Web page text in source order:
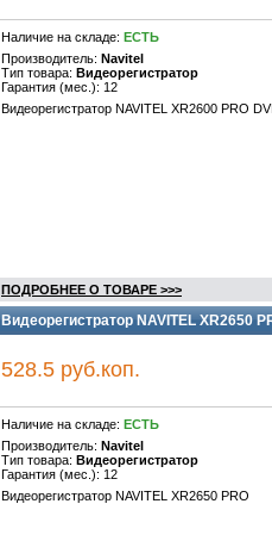
Наличие на складе: ЕСТЬ
Производитель: Navitel
Тип товара: Видеорегистратор
Гарантия (мес.): 12
Видеорегистратор NAVITEL XR2600 PRO
ПОДРОБНЕЕ О ТОВАРЕ >>>
Видеорегистратор NAVITEL XR2650
528.5 руб.коп.
Наличие на складе: ЕСТЬ
Производитель: Navitel
Тип товара: Видеорегистратор
Гарантия (мес.): 12
Видеорегистратор NAVITEL XR2650 PRO